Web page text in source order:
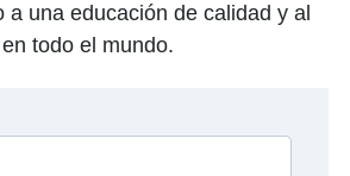
a una educación de calidad y al
todo el mundo.